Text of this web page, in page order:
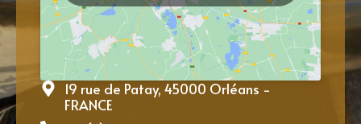
19 rue de Patay, 45000 Orléans -
FRANCE